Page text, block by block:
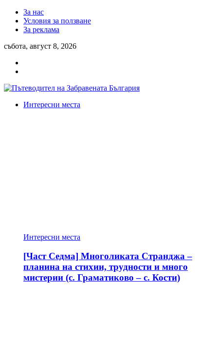
За нас
Условия за ползване
За реклама
събота, август 8, 2026
Интересни места
Интересни места
[Част Седма] Многоликата Странджа –
планина на стихии, трудности и много
мистерии (с. Граматиково – с. Кости)